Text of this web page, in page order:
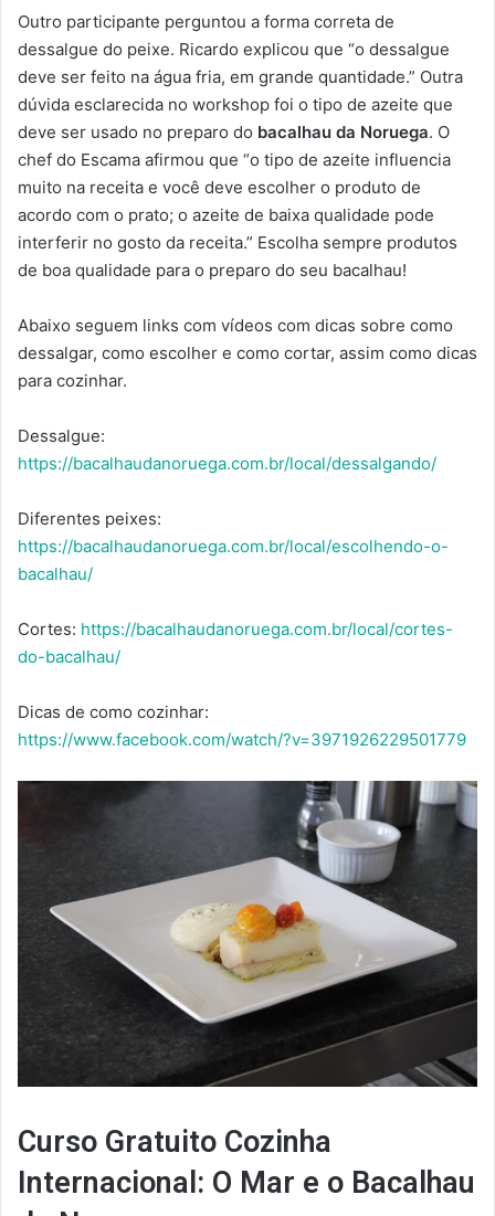
Outro participante perguntou a forma correta de
dessalgue do peixe. Ricardo explicou que “o dessalgue
deve ser feito na água fria, em grande quantidade.” Outra
dúvida esclarecida no workshop foi o tipo de azeite que
deve ser usado no preparo do bacalhau da Noruega. O
chef do Escama afirmou que “o tipo de azeite influencia
muito na receita e você deve escolher o produto de
acordo com o prato; o azeite de baixa qualidade pode
interferir no gosto da receita.” Escolha sempre produtos
de boa qualidade para o preparo do seu bacalhau!
Abaixo seguem links com vídeos com dicas sobre como
dessalgar, como escolher e como cortar, assim como dicas
para cozinhar.
Dessalgue:
https://bacalhaudanoruega.com.br/local/dessalgando/
Diferentes peixes:
https://bacalhaudanoruega.com.br/local/escolhendo-o-
bacalhau/
Cortes: https://bacalhaudanoruega.com.br/local/cortes-
do-bacalhau/
Dicas de como cozinhar:
https://www.facebook.com/watch/?v=3971926229501779
Curso Gratuito Cozinha
Internacional: O Mar e o Bacalhau